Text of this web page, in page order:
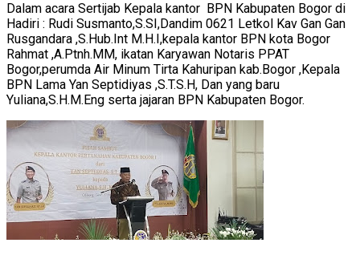
Dalam acara Sertijab Kepala kantor BPN Kabupaten Bogor di
Hadiri : Rudi Susmanto,S.SI,Dandim 0621 Letkol Kav Gan Gan
Rusgandara ,S.Hub.Int M.H.I,kepala kantor BPN kota Bogor
Rahmat ,A.Ptnh.MM, ikatan Karyawan Notaris PPAT
Bogor,perumda Air Minum Tirta Kahuripan kab.Bogor ,Kepala
BPN Lama Yan Septidiyas ,S.T.S.H, Dan yang baru
Yuliana,S.H.M.Eng serta jajaran BPN Kabupaten Bogor.